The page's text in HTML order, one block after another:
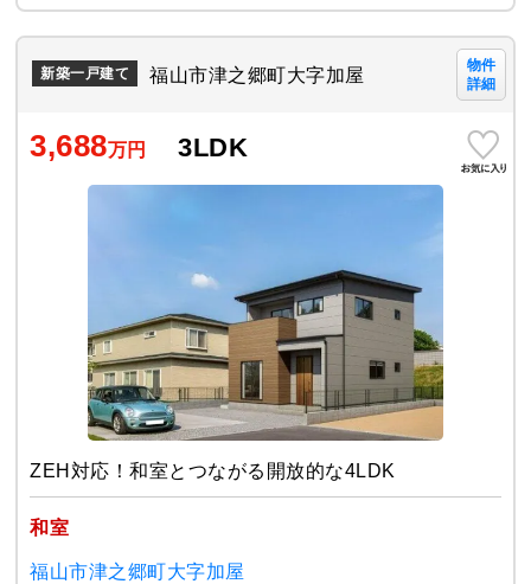
新築一戸建て 福山市津之郷町大字加屋
物件
詳細
3,688万円 3LDK
ZEH対応！和室とつながる開放的な4LDK
和室
福山市津之郷町大字加屋